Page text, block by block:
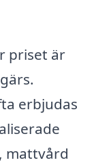
priset är
erbjudas
mattvård